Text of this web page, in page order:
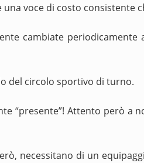
voce di costo consistente
cambiate
del circolo sportivo di turno.
“presente”! Attento però a
necessitano di un